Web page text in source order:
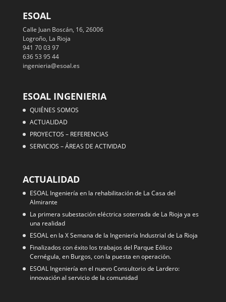
ESOAL
Calle Juan Boscán, 16, 26006
Logroño, La Rioja
941 70 03 97
636 53 95 44
ingenieria@esoal.es
ESOAL INGENIERIA
QUIÉNES SOMOS
ACTUALIDAD
PROYECTOS – REFERENCIAS
SERVICIOS – ÁREAS DE ACTIVIDAD
ACTUALIDAD
ESOAL Ingeniería en la rehabilitación de La Casa del
Almirante
La primera subestación eléctrica soterrada de La Rioja ya es
una realidad
ESOAL en la X Semana de la Ingeniería Industrial de La Rioja
Finalizados con éxito los trabajos del Parque Eólico
Cernégula, en Burgos, con la puesta en operación.
ESOAL Ingeniería en el nuevo Consultorio de Lardero:
innovación al servicio de la comunidad